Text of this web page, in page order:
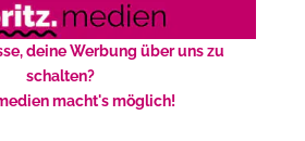
deine Werbung über uns zu
schalten?
macht's möglich!